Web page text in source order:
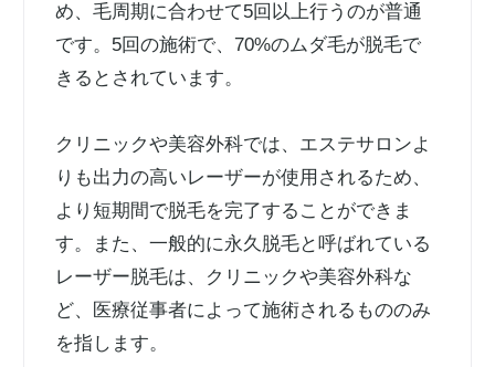
め、毛周期に合わせて5回以上行うのが普通
です。5回の施術で、70%のムダ毛が脱毛で
きるとされています。
クリニックや美容外科では、エステサロンよ
りも出力の高いレーザーが使用されるため、
より短期間で脱毛を完了することができま
す。また、一般的に永久脱毛と呼ばれている
レーザー脱毛は、クリニックや美容外科な
ど、医療従事者によって施術されるもののみ
を指します。